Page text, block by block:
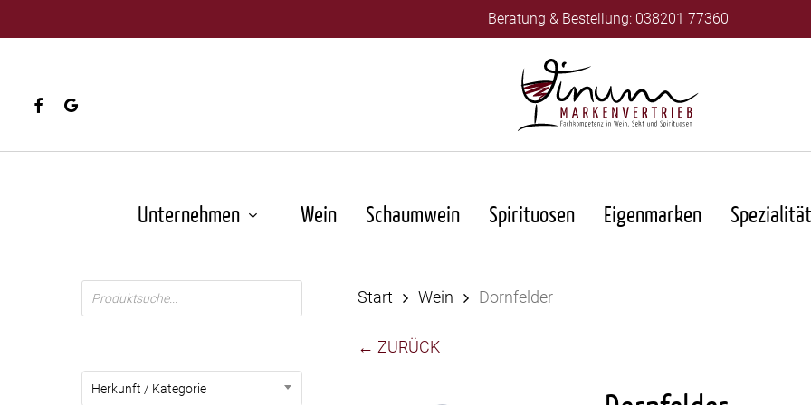
to
content
Beratung & Bestellung: 038201 77360
facebookgoogle-
Unternehmen Wein Schaumwein Spirituosen Eigenmarken
Products
search
Herkunft / Kategorie
Start Wein Dornfelder
← ZURÜCK